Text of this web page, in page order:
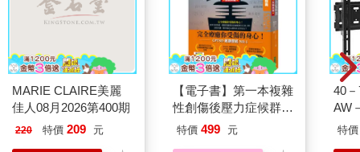
MARIE CLAIRE美麗
佳人08月2026第400期
220 特價 209 元
【電子書】第一本複雜
性創傷後壓力症候群自
我療癒聖經（長銷典
特價 499 元
40
AW
特價